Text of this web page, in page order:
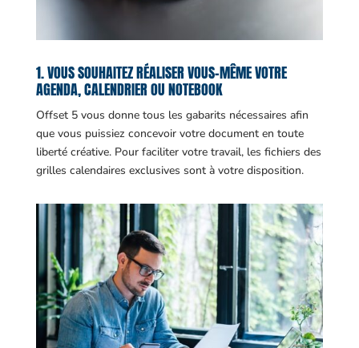
1. VOUS SOUHAITEZ RÉALISER VOUS-MÊME VOTRE
AGENDA, CALENDRIER OU NOTEBOOK
Offset 5 vous donne tous les gabarits nécessaires afin
que vous puissiez concevoir votre document en toute
liberté créative. Pour faciliter votre travail, les fichiers des
grilles calendaires exclusives sont à votre disposition.